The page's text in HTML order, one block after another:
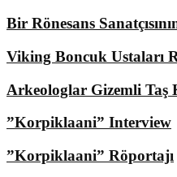
Bir Rönesans
Viking Boncuk Ustaları
Arkeologlar Gizemli
”Korpiklaani” Interview
”Korpiklaani” Röportajı